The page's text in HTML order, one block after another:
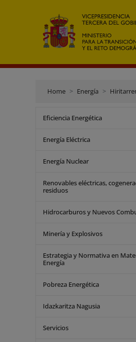
Home Energía
Eficiencia Energética
Energía Eléctrica
Energía Nuclear
Renovables eléctricas,
residuos
Hidrocarburos y Nuevos
Minería y Explosivos
Estrategia y Normativa en
Energía
Pobreza Energética
Idazkaritza Nagusia
Servicios